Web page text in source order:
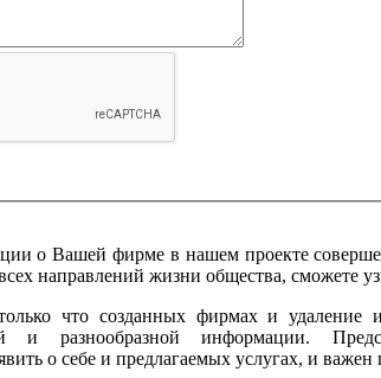
о Вашей фирме в нашем проекте
направлений жизни общества, сможете
что созданных фирмах и
и разнообразной информации.
о себе и предлагаемых услугах, и